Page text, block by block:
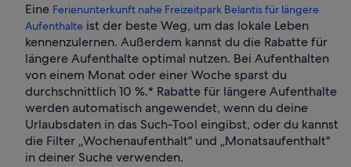
Eine Ferienunterkunft nahe Freizeitpark Belantis für längere
Aufenthalte ist der beste Weg, um das lokale Leben
kennenzulernen. Außerdem kannst du die Rabatte für
längere Aufenthalte optimal nutzen. Bei Aufenthalten
von einem Monat oder einer Woche sparst du
durchschnittlich 10 %.* Rabatte für längere Aufenthalte
werden automatisch angewendet, wenn du deine
Urlaubsdaten in das Such-Tool eingibst, oder du kannst
die Filter „Wochenaufenthalt" und „Monatsaufenthalt"
in deiner Suche verwenden.